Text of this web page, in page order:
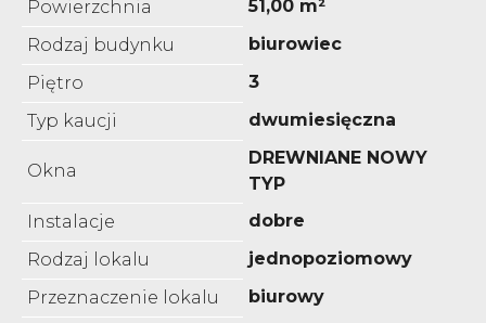
Powierzchnia
51,00 m²
Rodzaj budynku
biurowiec
Piętro
3
Typ kaucji
dwumiesięczna
Okna
DREWNIANE NOWY
TYP
Instalacje
dobre
Rodzaj lokalu
jednopoziomowy
Przeznaczenie lokalu
biurowy